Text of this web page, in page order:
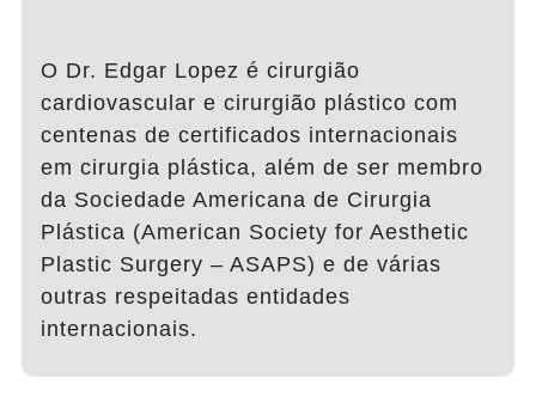
O Dr. Edgar Lopez é cirurgião
cardiovascular e cirurgião plástico com
centenas de certificados internacionais
em cirurgia plástica, além de ser membro
da Sociedade Americana de Cirurgia
Plástica (American Society for Aesthetic
Plastic Surgery – ASAPS) e de várias
outras respeitadas entidades
internacionais.